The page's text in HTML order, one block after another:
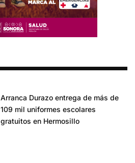
Arranca Durazo entrega de más de
109 mil uniformes escolares
gratuitos en Hermosillo